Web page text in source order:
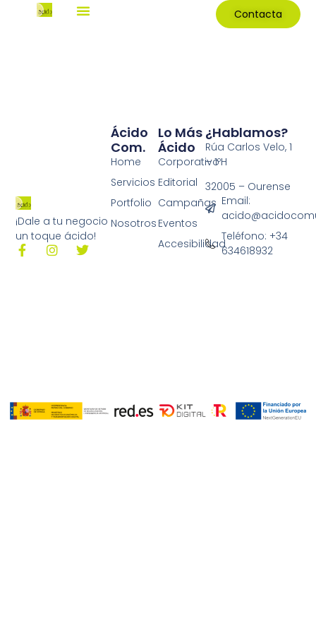
Contacta
¡Dale a tu negocio
un toque ácido!
Lo Más
Ácido
Corporativo
Editorial
Campañas
Eventos
Accesibilidad
Ácido
Com.
Home
Servicios
Portfolio
Nosotros
¿Hablamos?
Rúa Carlos Velo, 1
– 1ºH
32005 – Ourense
Email:
Teléfono: +34
634618932